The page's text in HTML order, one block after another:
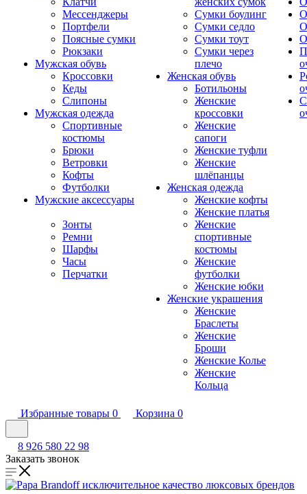
Мессенджеры
Портфели
Поясные сумки
Рюкзаки
Мужская обувь
Кроссовки
Кеды
Слипоны
Мужская одежда
Спортивные
костюмы
Брюки
Ветровки
Кофты
Футболки
Мужские аксессуары
Зонты
Ремни
Шарфы
Часы
Перчатки
Сумки боулинг
Сумки седло
Сумки тоут
Сумки через
плечо
Женская обувь
Ботильоны
Женские
кроссовки
Женские
сапоги
Женские туфли
Женские
шлёпанцы
Женская одежда
Женские кофты
Женские платья
Женские
спортивные
костюмы
Женские
футболки
Женские юбки
Женские украшения
Женские
Браслеты
Женские
Броши
Женские Колье
Женские
Кольца
Избранные товары 0 Корзина 0
8 926 580 22 98
Заказать звонок